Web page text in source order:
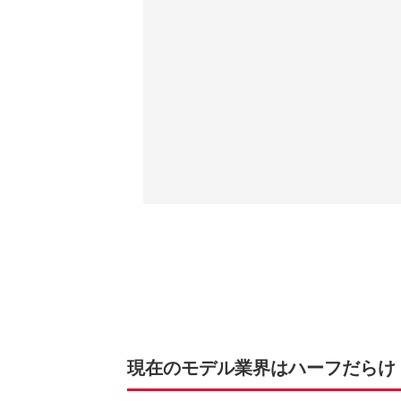
現在のモデル業界はハーフだらけ